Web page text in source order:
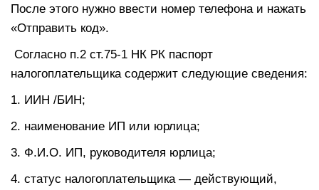
После этого нужно ввести номер телефона и нажать
«Отправить код».
Согласно п.2 ст.75-1 НК РК паспорт
налогоплательщика содержит следующие сведения:
1. ИИН /БИН;
2. наименование ИП или юрлица;
3. Ф.И.О. ИП, руководителя юрлица;
4. статус налогоплательщика — действующий,